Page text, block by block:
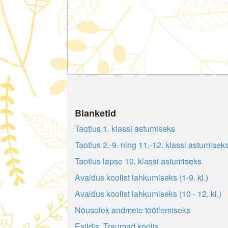
Blanketid
Taotlus 1. klassi astumiseks
Taotlus 2.-9. ning 11.-12. klassi
Taotlus lapse 10. klassi astumiseks
Avaldus koolist lahkumiseks (1-9. kl.)
Avaldus koolist lahkumiseks (10 - 12. kl.)
Nõusolek andmete töötlemiseks